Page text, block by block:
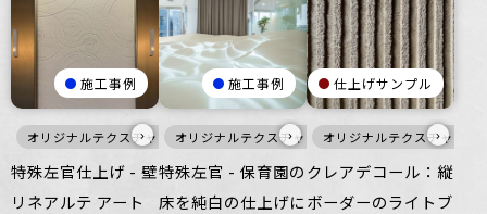
施工事例
オリジナルテクスチャ・特殊左官 白 壁
›
特殊左官仕上げ - 壁
リネアルテ アート
施工事例
オリジナルテクスチャ・特殊左官
›
特殊左官 - 保育園の
床を純白の仕上げに
仕上げサンプル
オリジナルテクスチャ・特
›
クレアデコール：縦
ボーダーのライトブ